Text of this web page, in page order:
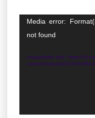
Video
Media error:
not found
Lejupielādēt failu: https://
content/uploads/2020/04/